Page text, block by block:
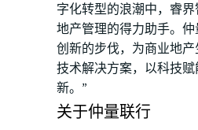
字化转型的浪潮中，睿
地产管理的得力助手。
创新的步伐，为商业地
技术解决方案，以科技
新。”
关于仲量联行